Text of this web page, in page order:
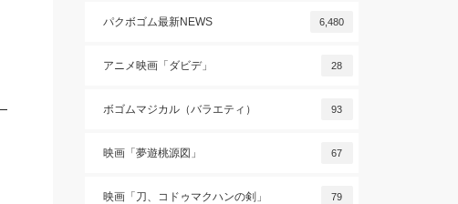
パクボゴム最新NEWS 6,480
アニメ映画「ダビデ」 28
ボゴムマジカル（バラエティ） 93
映画「夢遊桃源図」 67
映画「刀、コドゥマクハンの剣」 79